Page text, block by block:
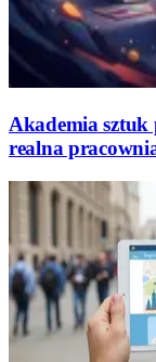
Akademia
realna